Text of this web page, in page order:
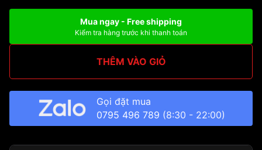
Mua ngay - Free shipping
Kiểm tra hàng trước khi thanh toán
THÊM VÀO GIỎ
Gọi đặt mua
0795 496 789 (8:30 - 22:00)